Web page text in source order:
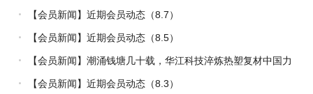
【会员新闻】近期会员动态（8.7）
【会员新闻】近期会员动态（8.5）
【会员新闻】潮涌钱塘几十载，华江科技淬炼热塑复材中国力
量
【会员新闻】近期会员动态（8.3）